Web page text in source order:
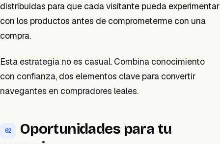
distribuidas para que cada visitante pueda experimentar
con los productos antes de comprometerme con una
compra.
Esta estrategia no es casual. Combina conocimiento
con confianza, dos elementos clave para convertir
navegantes en compradores leales.
02
Oportunidades para tu